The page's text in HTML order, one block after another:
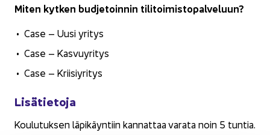
Miten kyt­ken bud­je­toin­nin ti­li­toi­mis­to­pal­ve­luun?
Case – Uusi yri­tys
Case – Kas­vu­yri­tys
Case – Krii­siy­ri­tys
Li­sä­tie­to­ja
Kou­lu­tuk­sen lä­pi­käyn­tiin kan­nat­taa va­ra­ta noin 5 tun­tia.